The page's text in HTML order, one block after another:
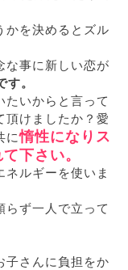
かを決めるとズル
な事に新しい恋が
す。
たいからと言って
頂けましたか？愛
に惰性になりス
下さい。
ルギーを使いま
らず一人で立って
子さんに負担をか